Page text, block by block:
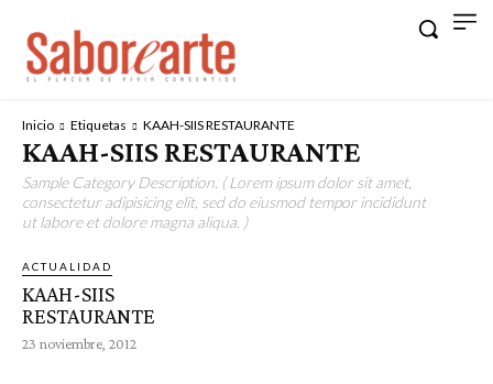
Inicio Etiquetas KAAH-SIIS RESTAURANTE
KAAH-SIIS RESTAURANTE
Sample Category Description. ( Lorem ipsum dolor sit amet,
consectetur adipisicing elit, sed do eiusmod tempor incididunt
ut labore et dolore magna aliqua. )
ACTUALIDAD
KAAH-SIIS
RESTAURANTE
23 noviembre, 2012